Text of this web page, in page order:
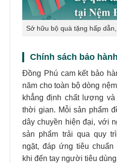
Sở hữu bộ quà tặng hấp
Chính sách bảo
Đồng Phú cam kết bảo
năm cho toàn bộ dòng
khẳng định chất lượng
thời gian. Mỗi sản phẩm
dây chuyền hiện đại, với
sản phẩm trải qua quy
ngặt, đáp ứng tiêu
khi đến tay người tiêu